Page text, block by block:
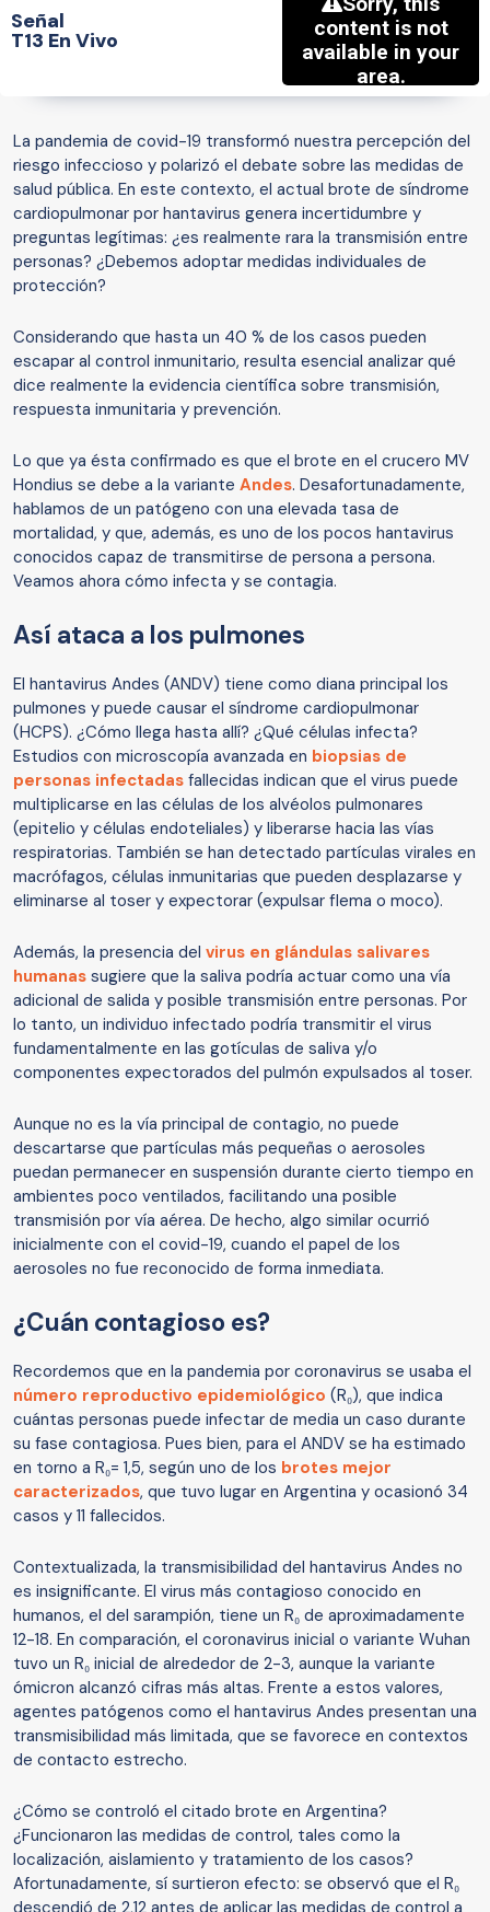
Señal
T13 En Vivo
La pandemia de covid-19 transformó nuestra percepción del
riesgo infeccioso y polarizó el debate sobre las medidas de
salud pública. En este contexto, el actual brote de síndrome
cardiopulmonar por hantavirus genera incertidumbre y
preguntas legítimas: ¿es realmente rara la transmisión entre
personas? ¿Debemos adoptar medidas individuales de
protección?
Considerando que hasta un 40 % de los casos pueden
escapar al control inmunitario, resulta esencial analizar qué
dice realmente la evidencia científica sobre transmisión,
respuesta inmunitaria y prevención.
Lo que ya ésta confirmado es que el brote en el crucero MV
Hondius se debe a la variante Andes. Desafortunadamente,
hablamos de un patógeno con una elevada tasa de
mortalidad, y que, además, es uno de los pocos hantavirus
conocidos capaz de transmitirse de persona a persona.
Veamos ahora cómo infecta y se contagia.
Así ataca a los pulmones
El hantavirus Andes (ANDV) tiene como diana principal los
pulmones y puede causar el síndrome cardiopulmonar
(HCPS). ¿Cómo llega hasta allí? ¿Qué células infecta?
Estudios con microscopía avanzada en biopsias de
personas infectadas fallecidas indican que el virus puede
multiplicarse en las células de los alvéolos pulmonares
(epitelio y células endoteliales) y liberarse hacia las vías
respiratorias. También se han detectado partículas virales en
macrófagos, células inmunitarias que pueden desplazarse y
eliminarse al toser y expectorar (expulsar flema o moco).
Además, la presencia del virus en glándulas salivares
humanas sugiere que la saliva podría actuar como una vía
adicional de salida y posible transmisión entre personas. Por
lo tanto, un individuo infectado podría transmitir el virus
fundamentalmente en las gotículas de saliva y/o
componentes expectorados del pulmón expulsados al toser.
Aunque no es la vía principal de contagio, no puede
descartarse que partículas más pequeñas o aerosoles
puedan permanecer en suspensión durante cierto tiempo en
ambientes poco ventilados, facilitando una posible
transmisión por vía aérea. De hecho, algo similar ocurrió
inicialmente con el covid-19, cuando el papel de los
aerosoles no fue reconocido de forma inmediata.
¿Cuán contagioso es?
Recordemos que en la pandemia por coronavirus se usaba el
número reproductivo epidemiológico (R₀), que indica
cuántas personas puede infectar de media un caso durante
su fase contagiosa. Pues bien, para el ANDV se ha estimado
en torno a R₀= 1,5, según uno de los brotes mejor
caracterizados, que tuvo lugar en Argentina y ocasionó 34
casos y 11 fallecidos.
Contextualizada, la transmisibilidad del hantavirus Andes no
es insignificante. El virus más contagioso conocido en
humanos, el del sarampión, tiene un R₀ de aproximadamente
12-18. En comparación, el coronavirus inicial o variante Wuhan
tuvo un R₀ inicial de alrededor de 2-3, aunque la variante
ómicron alcanzó cifras más altas. Frente a estos valores,
agentes patógenos como el hantavirus Andes presentan una
transmisibilidad más limitada, que se favorece en contextos
de contacto estrecho.
¿Cómo se controló el citado brote en Argentina?
¿Funcionaron las medidas de control, tales como la
localización, aislamiento y tratamiento de los casos?
Afortunadamente, sí surtieron efecto: se observó que el R₀